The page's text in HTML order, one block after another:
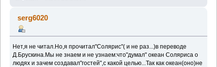
serg6020
Нет,я не читал.Но,я прочитал"Солярис"( и не раз...)в переводе
Д.Брускина.Мы не знаем и не узнаем:что"думал" океан Соляриса о
людях и зачем создавал"гостей",с какой целью...Так как океан(оно)не